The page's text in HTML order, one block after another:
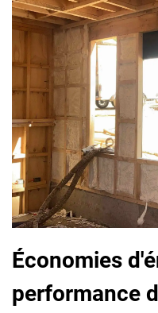
Économies
performance